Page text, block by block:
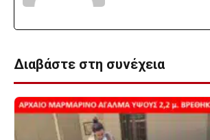
Διαβάστε στη συνέχεια